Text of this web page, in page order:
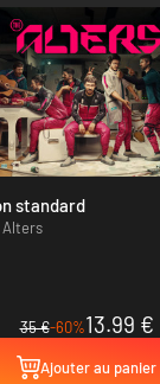
standard
Alters
35 €-60%13.99 €
Ajouter au panier